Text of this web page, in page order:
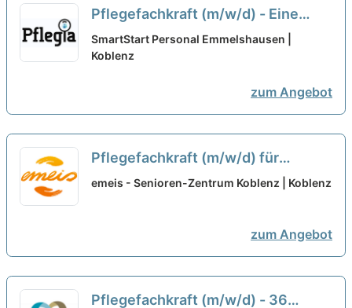
Pflegefachkraft (m/w/d) - Eine
gerechte Entlohnung und
zahlreiche Benefits warten auf
SmartStart Personal Emmelshausen |
Koblenz
zum Angebot
Pflegefachkraft (m/w/d) für
unseren Springerpool Rheinland-
emeis - Senioren-Zentrum Koblenz | Koblenz
zum Angebot
Pflegefachkraft (m/w/d) - 36